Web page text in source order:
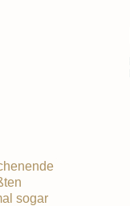
sogar